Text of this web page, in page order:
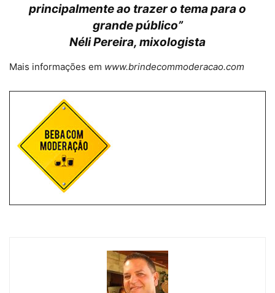
principalmente ao trazer o tema para o
grande público”
Néli Pereira, mixologista
Mais informações em www.brindecommoderacao.com